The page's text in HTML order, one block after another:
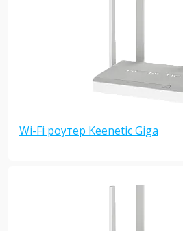
Wi-Fi роутер Keenetic Giga